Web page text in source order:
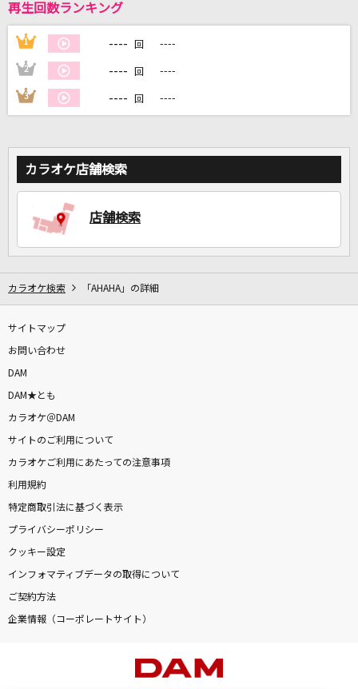
再生回数ランキング
1 ---- 回 ----
2 ---- 回 ----
3 ---- 回 ----
カラオケ店舗検索
店舗検索
カラオケ検索 「AHAHA」の詳細
サイトマップ
お問い合わせ
DAM
DAM★とも
カラオケ＠DAM
サイトのご利用について
カラオケご利用にあたっての注意事項
利用規約
特定商取引法に基づく表示
プライバシーポリシー
クッキー設定
インフォマティブデータの取得について
ご契約方法
企業情報（コーポレートサイト）